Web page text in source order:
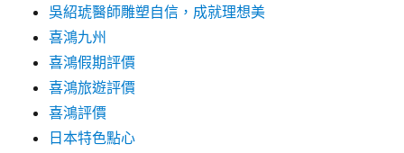
吳紹琥醫師雕塑自信，成就理想美
喜鴻九州
喜鴻假期評價
喜鴻旅遊評價
喜鴻評價
日本特色點心